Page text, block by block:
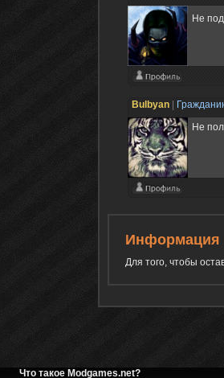
He
Bulbyan
Не
Информация
Для того, чтобы
Что такое Modgames.net?